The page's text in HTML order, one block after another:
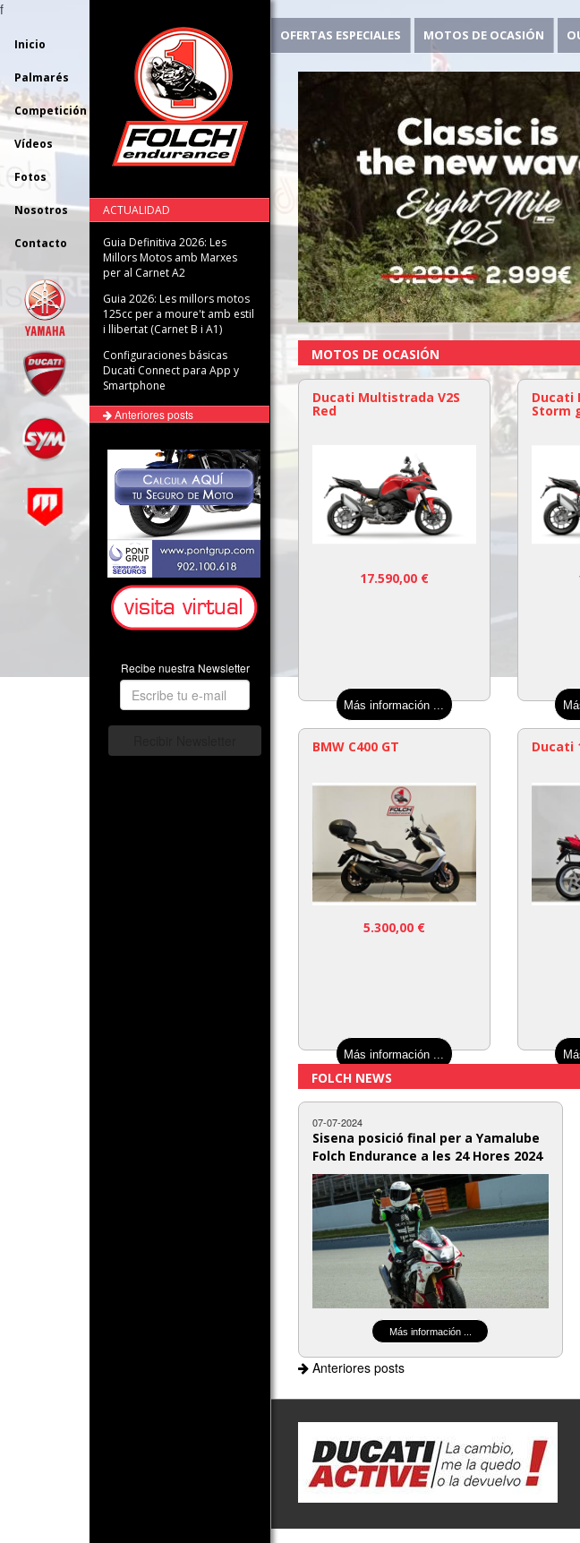
f
Inicio
Palmarés
Competición
Vídeos
Fotos
Nosotros
Contacto
ACTUALIDAD
Guia Definitiva 2026: Les
Millors Motos amb Marxes
per al Carnet A2
Guia 2026: Les millors motos
125cc per a moure't amb estil
i llibertat (Carnet B i A1)
Configuraciones básicas
Ducati Connect para App y
Smartphone
Anteriores posts
Recibe nuestra Newsletter
OFERTAS ESPECIALES MOTOS DE OCASIÓN
MOTOS DE OCASIÓN
Ducati Multistrada V2S
Red
17.590,00 €
Más información ...
Ducati
Storm
BMW C400 GT
5.300,00 €
Más información ...
Ducati
FOLCH NEWS
07-07-2024
Sisena posició final per a Yamalube
Folch Endurance a les 24 Hores 2024
Más información ...
Anteriores posts